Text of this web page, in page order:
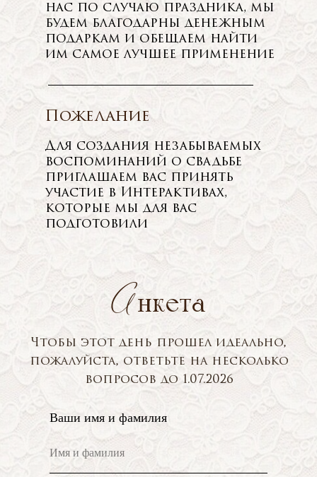
Пожелание
Для создания незабываемых
воспоминаний о свадьбе
приглашаем вас принять
участие в Интерактивах,
которые мы для вас
подготовили
нас по случаю праздника, мы
будем благодарны денежным
подаркам и обещаем найти
им самое лучшее применение
нкета
А
Чтобы этот день прошел идеально,
пожалуйста, ответьте на несколько
вопросов до 1.07.2026
Ваши имя и фамилия